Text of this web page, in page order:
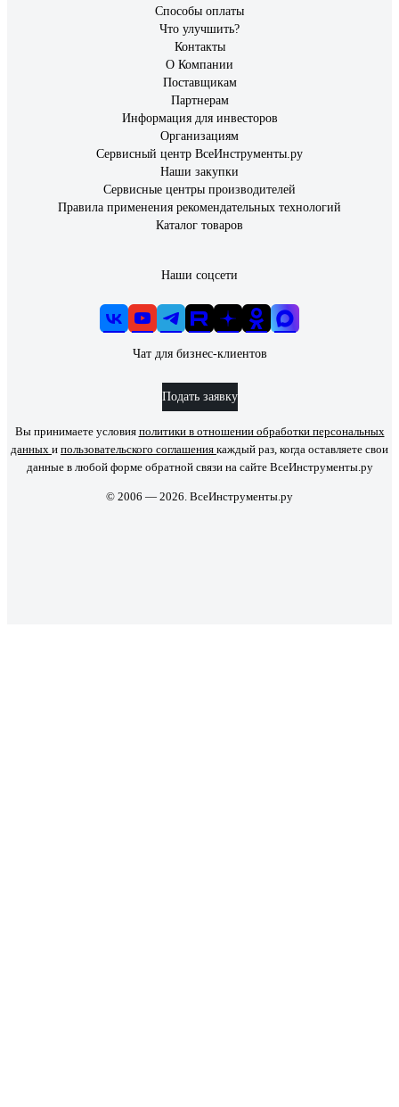
Способы оплаты
Что улучшить?
Контакты
О Компании
Поставщикам
Партнерам
Информация для инвесторов
Организациям
Сервисный центр ВсеИнструменты.ру
Наши закупки
Сервисные центры производителей
Правила применения рекомендательных технологий
Каталог товаров
Наши соцсети
Чат для бизнес-клиентов
Подать заявку
Вы принимаете условия политики в отношении обработки персональных
данных и пользовательского соглашения каждый раз, когда оставляете свои
данные в любой форме обратной связи на сайте ВсеИнструменты.ру
© 2006 — 2026. ВсеИнструменты.ру